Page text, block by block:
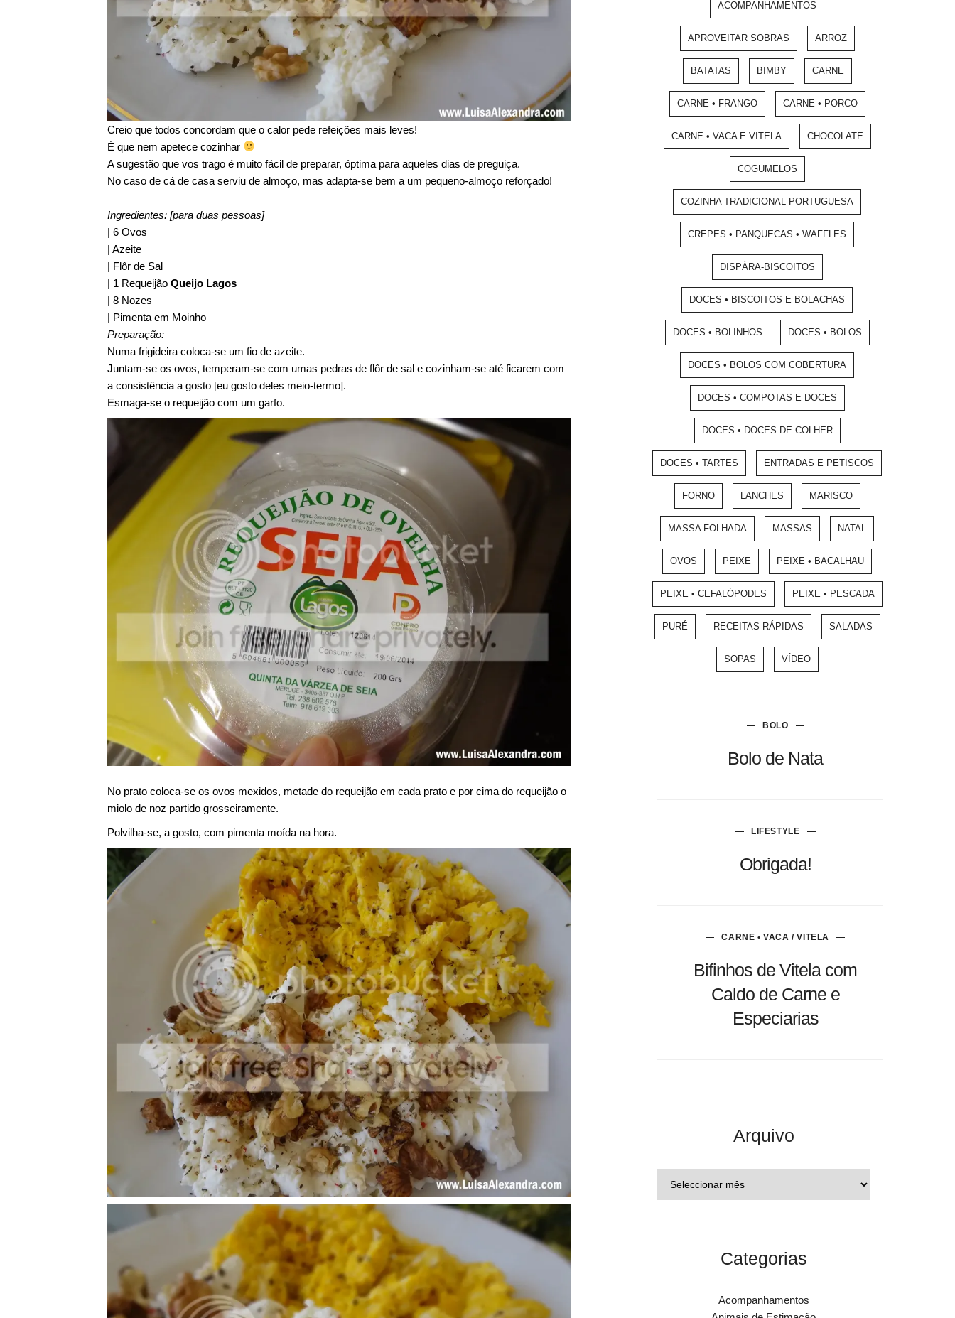
Creio que todos concordam que o calor pede refeições mais leves!
É que nem apetece cozinhar
A sugestão que vos trago é muito fácil de preparar, óptima para aqueles dias de preguiça.
No caso de cá de casa serviu de almoço, mas adapta-se bem a um pequeno-almoço reforçado!
Ingredientes: [para duas pessoas]
| 6 Ovos
| Azeite
| Flôr de Sal
| 1 Requeijão Queijo Lagos
| 8 Nozes
| Pimenta em Moinho
Preparação:
Numa frigideira coloca-se um fio de azeite.
Juntam-se os ovos, temperam-se com umas pedras de flôr de sal e cozinham-se até ficarem com
a consistência a gosto [eu gosto deles meio-termo].
Esmaga-se o requeijão com um garfo.
No prato coloca-se os ovos mexidos, metade do requeijão em cada prato e por cima do requeijão o
miolo de noz partido grosseiramente.
Polvilha-se, a gosto, com pimenta moída na hora.
ACOMPANHAMENTOS
APROVEITAR SOBRAS ARROZ
BATATAS BIMBY CARNE
CARNE • FRANGO CARNE • PORCO
CARNE • VACA E VITELA CHOCOLATE
COGUMELOS
COZINHA TRADICIONAL PORTUGUESA
CREPES • PANQUECAS • WAFFLES
DISPÁRA-BISCOITOS
DOCES • BISCOITOS E BOLACHAS
DOCES • BOLINHOS DOCES • BOLOS
DOCES • BOLOS COM COBERTURA
DOCES • COMPOTAS E DOCES
DOCES • DOCES DE COLHER
DOCES • TARTES ENTRADAS E PETISCOS
FORNO LANCHES MARISCO
MASSA FOLHADA MASSAS NATAL
OVOS PEIXE PEIXE • BACALHAU
PEIXE • CEFALÓPODES PEIXE • PESCADA
PURÉ RECEITAS RÁPIDAS SALADAS
SOPAS VÍDEO
BOLO
Bolo de Nata
LIFESTYLE
Obrigada!
CARNE • VACA / VITELA
Bifinhos de Vitela com
Caldo de Carne e
Especiarias
Arquivo
Categorias
Acompanhamentos